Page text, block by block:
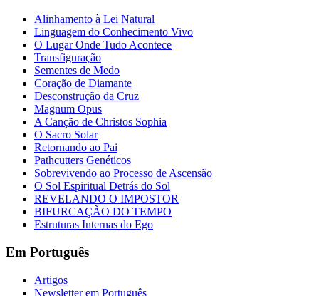
Alinhamento à Lei Natural
Linguagem do Conhecimento Vivo
O Lugar Onde Tudo Acontece
Transfiguração
Sementes de Medo
Coração de Diamante
Desconstrução da Cruz
Magnum Opus
A Canção de Christos Sophia
O Sacro Solar
Retornando ao Pai
Pathcutters Genéticos
Sobrevivendo ao Processo de Ascensão
O Sol Espiritual Detrás do Sol
REVELANDO O IMPOSTOR
BIFURCAÇÃO DO TEMPO
Estruturas Internas do Ego
Em Português
Artigos
Newsletter em Português